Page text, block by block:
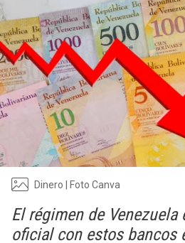
Dinero | Foto Canva
El régimen de Venezuela
oficial con estos bancos